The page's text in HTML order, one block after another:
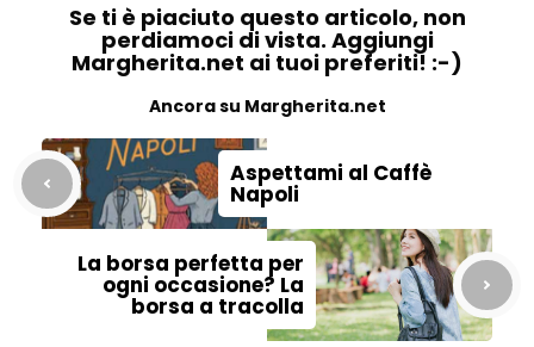
Se ti è piaciuto questo articolo, non
perdiamoci di vista. Aggiungi
Margherita.net ai tuoi preferiti! :-)
Ancora su Margherita.net
Aspettami al Caffè
Napoli
La borsa perfetta per
ogni occasione? La
borsa a tracolla